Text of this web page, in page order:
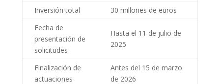
Inversión total
30 millones de euros
Fecha de
presentación de
solicitudes
Hasta el 11 de julio de
2025
Finalización de
actuaciones
Antes del 15 de marzo
de 2026